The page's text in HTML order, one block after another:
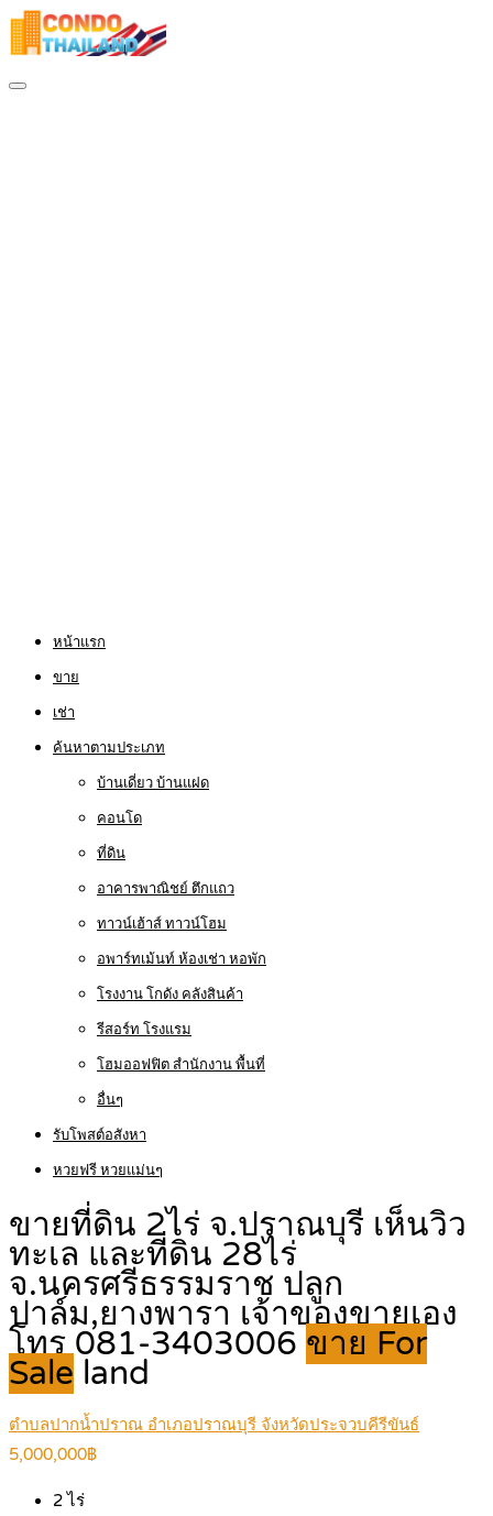
หน้าแรก
ขาย
เช่า
ค้นหาตามประเภท
บ้านเดี่ยว บ้านแฝด
คอนโด
ที่ดิน
อาคารพาณิชย์ ตึกแถว
ทาวน์เฮ้าส์ ทาวน์โฮม
อพาร์ทเม้นท์ ห้องเช่า หอพัก
โรงงาน โกดัง คลังสินค้า
รีสอร์ท โรงแรม
โฮมออฟฟิต สำนักงาน พื้นที่
อื่นๆ
รับโพสต์อสังหา
หวยฟรี หวยแม่นๆ
ขายที่ดิน 2ไร่ จ.ปราณบุรี เห็นวิว
ทะเล และที่ดิน 28ไร่
จ.นครศรีธรรมราช ปลูก
ปาล์ม,ยางพารา เจ้าของขายเอง
โทร 081-3403006 ขาย For
Sale land
ตำบลปากน้ำปราณ อำเภอปราณบุรี จังหวัดประจวบคีรีขันธ์
5,000,000฿
2ไร่